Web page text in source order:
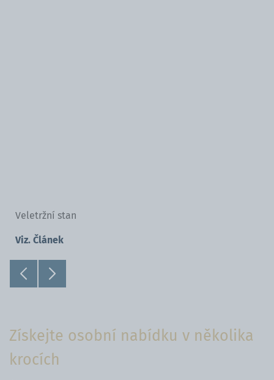
Získejte osobní nabídku v několika
krocích